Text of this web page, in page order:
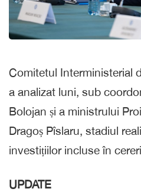
Comitetul Interministerial
a analizat luni, sub
Bolojan și a ministrului
Dragoș Pîslaru, stadiul
investițiilor incluse în
UPDATE